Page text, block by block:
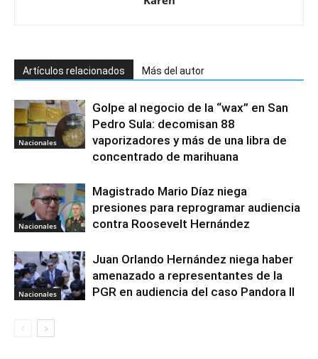
Artículos relacionados Más del autor
Nacionales
Golpe al negocio de la “wax” en San
Pedro Sula: decomisan 88
vaporizadores y más de una libra de
concentrado de marihuana
Nacionales
Magistrado Mario Díaz niega
presiones para reprogramar audiencia
contra Roosevelt Hernández
Nacionales
Juan Orlando Hernández niega haber
amenazado a representantes de la
PGR en audiencia del caso Pandora II